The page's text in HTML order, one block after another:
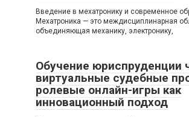
Введение в мехатронику и современное
Мехатроника — это междисциплинарная
объединяющая механику, электронику,
Обучение юриспруденции
виртуальные судебные
ролевые онлайн-игры как
инновационный подход